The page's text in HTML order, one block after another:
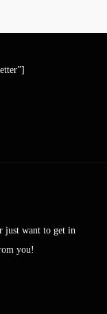
just want to get in
you!